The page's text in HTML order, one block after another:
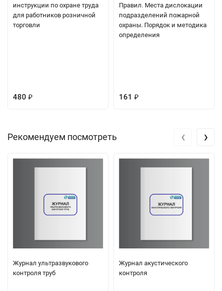
инструкции по охране труда
для работников розничной
торговли
480 ₽
Правил. Места дислокации
подразделений пожарной
охраны. Порядок и методика
определения
161 ₽
Рекомендуем посмотреть
Журнал ультразвукового
контроля труб
Журнал акустического
контроля
‹ ›